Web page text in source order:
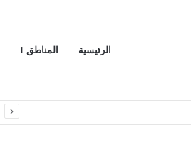
الرئيسية المناطق 1